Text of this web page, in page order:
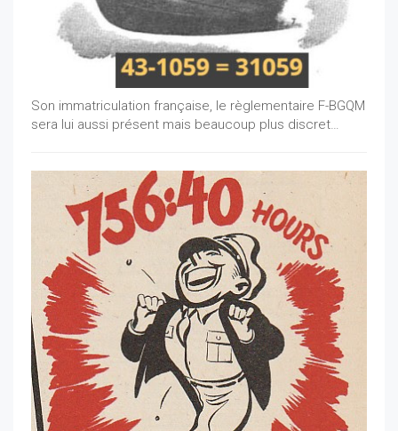
Son immatriculation française, le règlementaire F-BGQM
sera lui aussi présent mais beaucoup plus discret…